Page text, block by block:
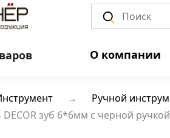
О компании
Ручной
зуб 6*6мм с черной